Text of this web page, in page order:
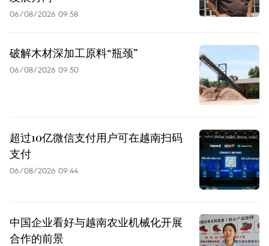
06/08/2026 09:58
破解木材深加工原料“瓶颈”
06/08/2026 09:50
超过10亿微信支付用户可在越南扫码
支付
06/08/2026 09:44
中国企业看好与越南农业机械化开展
合作的前景